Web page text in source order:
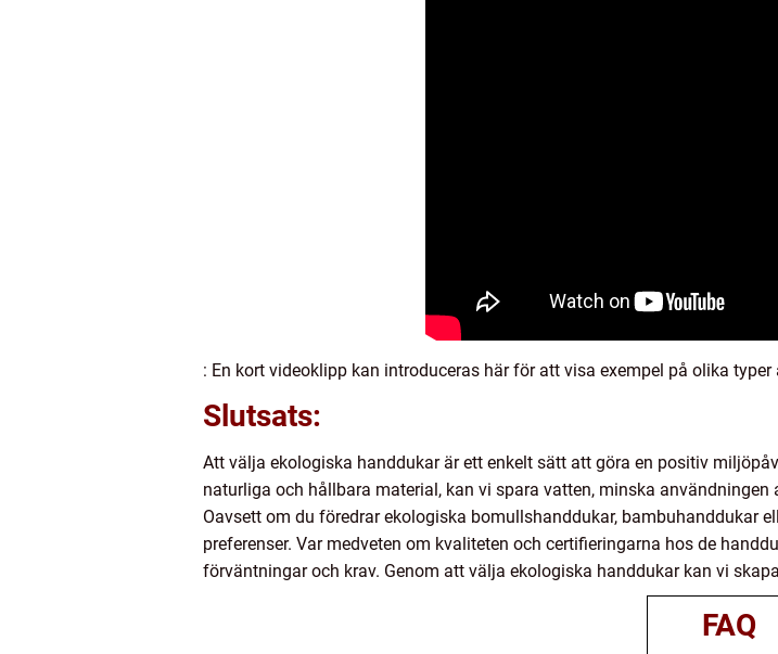
: En kort videoklipp kan introduceras här för att visa exempel på olika
Slutsats:
Att välja ekologiska handdukar är ett enkelt sätt att göra en positiv
naturliga och hållbara material, kan vi spara vatten, minska
Oavsett om du föredrar ekologiska bomullshanddukar, bambuhanddukar
preferenser. Var medveten om kvaliteten och certifieringarna hos de
förväntningar och krav. Genom att välja ekologiska handdukar kan vi
FAQ